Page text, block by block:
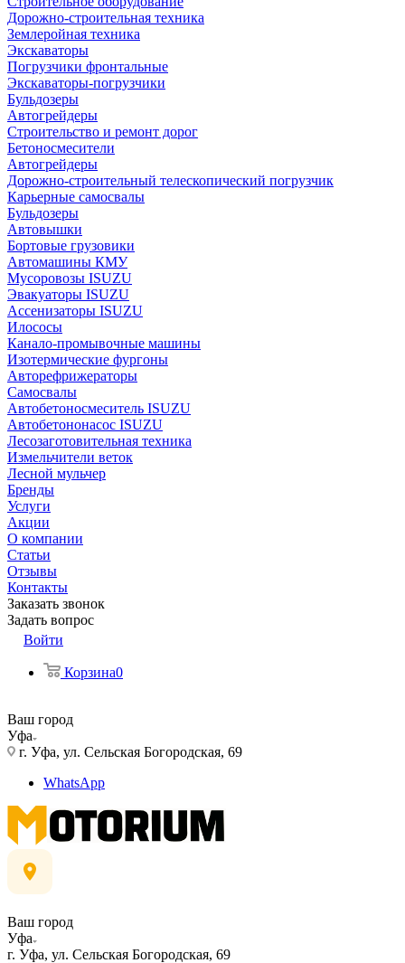
Дорожно-строительная техника
Землеройная техника
Экскаваторы
Погрузчики фронтальные
Экскаваторы-погрузчики
Бульдозеры
Автогрейдеры
Строительство и ремонт дорог
Бетоносмесители
Автогрейдеры
Дорожно-строительный телескопический погрузчик
Карьерные самосвалы
Бульдозеры
Автовышки
Бортовые грузовики
Автомашины КМУ
Мусоровозы ISUZU
Эвакуаторы ISUZU
Ассенизаторы ISUZU
Илососы
Канало-промывочные машины
Изотермические фургоны
Авторефрижераторы
Самосвалы
Автобетоносмеситель ISUZU
Автобетононасос ISUZU
Лесозаготовительная техника
Измельчители веток
Лесной мульчер
Бренды
Услуги
Акции
О компании
Статьи
Отзывы
Контакты
Заказать звонок
Задать вопрос
Войти
Корзина0
Ваш город
Уфа
г. Уфа, ул. Сельская Богородская, 69
WhatsApp
Ваш город
Уфа
г. Уфа, ул. Сельская Богородская, 69